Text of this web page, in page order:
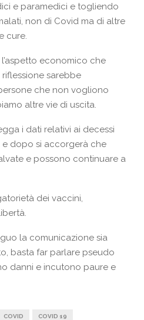
e paramedici e togliendo
non di Covid ma di altre
cure.
economico che
sarebbe
che non vogliono
altre vie di uscita.
i dati relativi ai decessi
dopo si accorgerà che
e possono continuare a
dei vaccini,
la comunicazione sia
basta far parlare pseudo
danni e incutono paure e
COVID COVID 19